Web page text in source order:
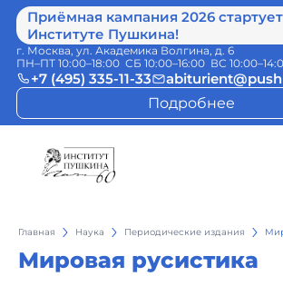
Приёмная кампания 2026
Институте Пушкина!
г. Москва, ул. Академика Волгина, д. 6
ПН–ПТ 10:00–18:00 СБ 10:00–16:00 ВС
+7 (495) 335-11-33
Подробнее
Главная Наука Периодические издания
Мировая русистика